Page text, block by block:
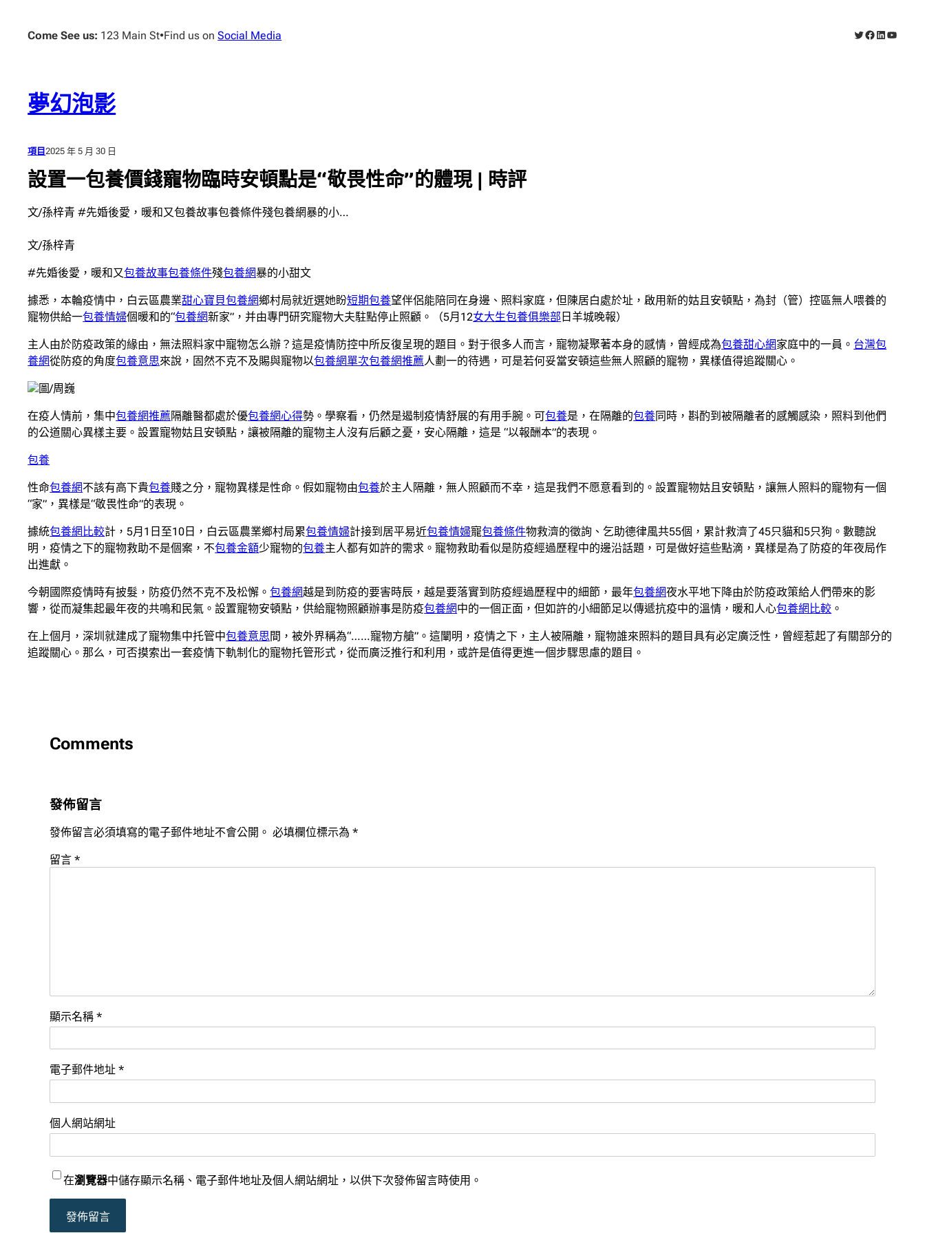
Come See us: 123 Main St•Find us onSocial Media X Facebook
LinkedIn
夢幻泡影
項目2025 年 5 月 30 日
設置一包養價錢寵物臨時安頓點是“敬畏性命”的體現 | 時評
文/孫梓青 #先婚後愛，暖和又包養故事包養條件殘包養網暴的小…
文/孫梓青
#先婚後愛，暖和又包養故事包養條件殘包養網暴的小甜文
據悉，本輪疫情中，白云區農業甜心寶貝包養網鄉村局就近選她盼短期包養望伴侶能陪同在身邊、照料家庭，但陳居白處於址，啟用新的姑且安頓點，為封（管）控區無人喂養的
寵物供給一包養情婦個暖和的“包養網新家”，并由專門研究寵物大夫駐點停止照顧。（5月12女大生包養俱樂部 日羊城晚報）
主人由於防疫政策的緣由，無法照料家中寵物怎么辦？這是疫情防控中所反復呈現的題目。對于很多人而言，寵物凝聚著本身的感情，曾經成為包養甜心網家庭中的一員。 台灣包
養網從防疫的角度包養意思來說，固然不克不及賜與寵物以包養網單次包養網推薦人劃一的待遇，可是若何妥當安頓這些無人照顧的寵物，異樣值得追蹤關心。
圖/周巍
在疫人情前，集中包養網推薦隔離醫都處於優包養網心得勢。學察看，仍然是遏制疫情舒展的有用手腕。可包養是，在隔離的包養同時，斟酌到被隔離者的感觸感染，照料到他們
的公道關心異樣主要。設置寵物姑且安頓點，讓被隔離的寵物主人沒有后顧之憂，安心隔離，這是 “以報酬本”的表現。
包養
性命包養網不該有高下貴包養賤之分，寵物異樣是性命。假如寵物由包養於主人隔離，無人照顧而不幸，這是我們不愿意看到的。設置寵物姑且安頓點，讓無人照料的寵物有一個
“家”，異樣是“敬畏性命”的表現。
據統包養網比較計，5月1日至10日，白云區農業鄉村局累包養情婦計接到居平易近包養情婦寵包養條件物救濟的徵詢、乞助德律風共55個，累計救濟了45只貓和5只狗。數聽說
明，疫情之下的寵物救助不是個案，不包養金額少寵物的包養主人都有如許的需求。寵物救助看似是防疫經過歷程中的邊沿話題，可是做好這些點滴，異樣是為了防疫的年夜局作
出進獻。
今朝國際疫情時有披髮，防疫仍然不克不及松懈。包養網越是到防疫的要害時辰，越是要落實到防疫經過歷程中的細節，最年包養網夜水平地下降由於防疫政策給人們帶來的影
響，從而凝集起最年夜的共鳴和民氣。設置寵物安頓點，供給寵物照顧辦事是防疫包養網中的一個正面，但如許的小細節足以傳遞抗疫中的溫情，暖和人心包養網比較 。
在上個月，深圳就建成了寵物集中托管中包養意思間，被外界稱為“……寵物方艙”。這闡明，疫情之下，主人被隔離，寵物誰來照料的題目具有必定廣泛性，曾經惹起了有關部分的
追蹤關心。那么，可否摸索出一套疫情下軌制化的寵物托管形式，從而廣泛推行和利用，或許是值得更進一個步驟思慮的題目。
Comments
發佈留言
發佈留言必須填寫的電子郵件地址不會公開。 必填欄位標示為*
留言*
顯示名稱*
電子郵件地址*
個人網站網址
在瀏覽器中儲存顯示名稱、電子郵件地址及個人網站網址，以供下次發佈留言時使用。